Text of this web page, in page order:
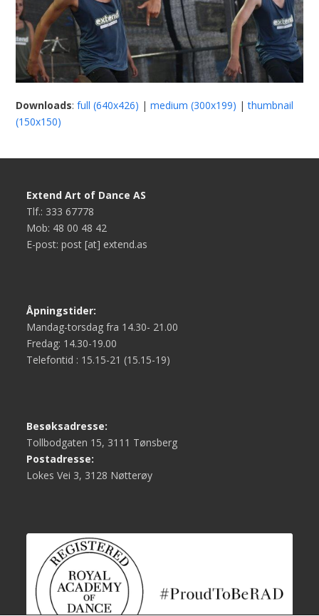
Downloads:full (640x426) |medium (300x199) |thumbnail
(150x150)
Extend Art of Dance AS
Tlf.: 333 67778
Mob: 48 00 48 42
E-post: post [at] extend.as
Åpningstider:
Mandag-torsdag fra 14.30- 21.00
Fredag: 14.30-19.00
Telefontid : 15.15-21 (15.15-19)
Besøksadresse:
Tollbodgaten 15, 3111 Tønsberg
Postadresse:
Lokes Vei 3, 3128 Nøtterøy